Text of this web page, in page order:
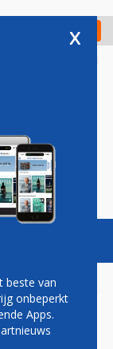
Check in
Vacatures
x
beste van
onbeperkt
Apps.